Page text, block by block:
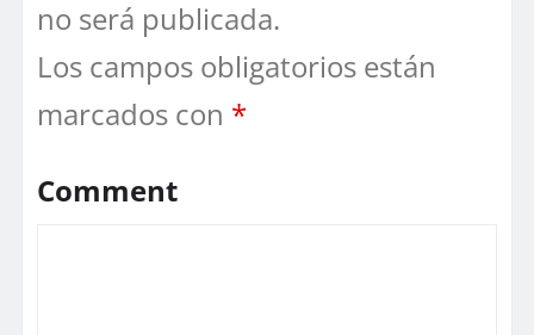
no será publicada.
Los campos obligatorios están
marcados con *
Comment